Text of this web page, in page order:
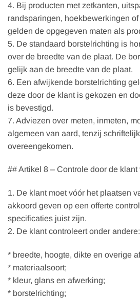
4. Bij producten met zetkanten,
randsparingen, hoekbewerkingen
gelden de opgegeven maten als
5. De standaard borstelrichting is
over de breedte van de plaat. De
gelijk aan de breedte van de plaat.
6. Een afwijkende borstelrichting
deze door de klant is gekozen en
is bevestigd.
7. Adviezen over meten, inmeten,
algemeen van aard, tenzij
overeengekomen.
## Artikel 8 – Controle door de
1. De klant moet vóór het plaatsen
akkoord geven op een offerte
specificaties juist zijn.
2. De klant controleert onder andere:
* breedte, hoogte, dikte en overige
* materiaalsoort;
* kleur, glans en afwerking;
* borstelrichting;